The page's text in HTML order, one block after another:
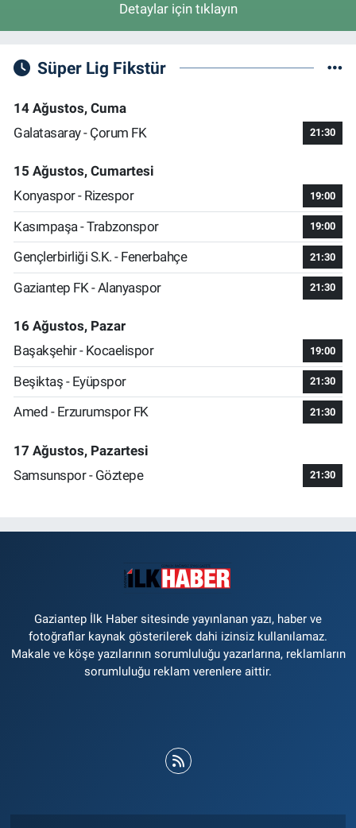
Detaylar için tıklayın
Süper Lig Fikstür
14 Ağustos, Cuma
Galatasaray - Çorum FK
21:30
15 Ağustos, Cumartesi
Konyaspor - Rizespor
19:00
Kasımpaşa - Trabzonspor 19:00
Gençlerbirliği S.K. - Fenerbahçe 21:30
Gaziantep FK - Alanyaspor 21:30
16 Ağustos, Pazar
Başakşehir - Kocaelispor
19:00
Beşiktaş - Eyüpspor 21:30
Amed - Erzurumspor FK 21:30
17 Ağustos, Pazartesi
Samsunspor - Göztepe
21:30
Gaziantep İlk Haber sitesinde yayınlanan yazı, haber ve
fotoğraflar kaynak gösterilerek dahi izinsiz kullanılamaz.
Makale ve köşe yazılarının sorumluluğu yazarlarına, reklamların
sorumluluğu reklam verenlere aittir.